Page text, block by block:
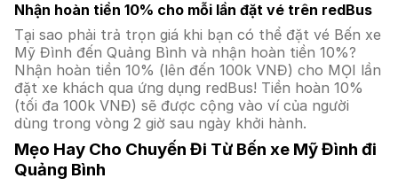
Nhận hoàn tiền 10% cho mỗi lần đặt vé trên redBus
Tại sao phải trả trọn giá khi bạn có thể đặt vé Bến xe
Mỹ Đình đến Quảng Bình và nhận hoàn tiền 10%?
Nhận hoàn tiền 10% (lên đến 100k VNĐ) cho MỌI lần
đặt xe khách qua ứng dụng redBus! Tiền hoàn 10%
(tối đa 100k VNĐ) sẽ được cộng vào ví của người
dùng trong vòng 2 giờ sau ngày khởi hành.
Mẹo Hay Cho Chuyến Đi Từ Bến xe Mỹ Đình đi
Quảng Bình